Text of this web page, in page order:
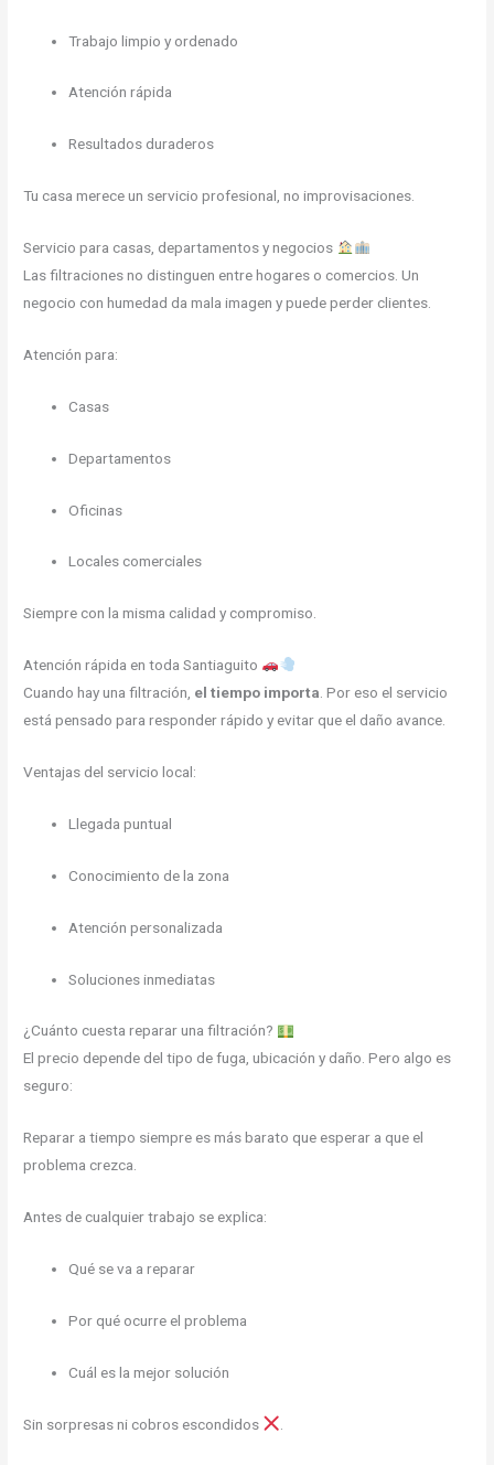
Trabajo limpio y ordenado
Atención rápida
Resultados duraderos
Tu casa merece un servicio profesional, no improvisaciones.
Servicio para casas, departamentos y negocios
Las filtraciones no distinguen entre hogares o comercios. Un
negocio con humedad da mala imagen y puede perder clientes.
Atención para:
Casas
Departamentos
Oficinas
Locales comerciales
Siempre con la misma calidad y compromiso.
Atención rápida en toda Santiaguito
Cuando hay una filtración, el tiempo importa . Por eso el servicio
está pensado para responder rápido y evitar que el daño avance.
Ventajas del servicio local:
Llegada puntual
Conocimiento de la zona
Atención personalizada
Soluciones inmediatas
¿Cuánto cuesta reparar una filtración?
El precio depende del tipo de fuga, ubicación y daño. Pero algo es
seguro:
Reparar a tiempo siempre es más barato que esperar a que el
problema crezca.
Antes de cualquier trabajo se explica:
Qué se va a reparar
Por qué ocurre el problema
Cuál es la mejor solución
Sin sorpresas ni cobros escondidos